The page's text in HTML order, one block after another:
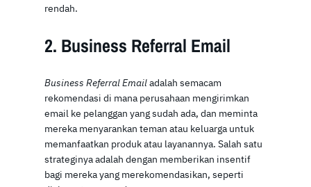
rendah.
2. Business Referral Email
Business Referral Emailadalah semacam
rekomendasi di mana perusahaan mengirimkan
email ke pelanggan yang sudah ada, dan meminta
mereka menyarankan teman atau keluarga untuk
memanfaatkan produk atau layanannya. Salah satu
strateginya adalah dengan memberikan insentif
bagi mereka yang merekomendasikan, seperti